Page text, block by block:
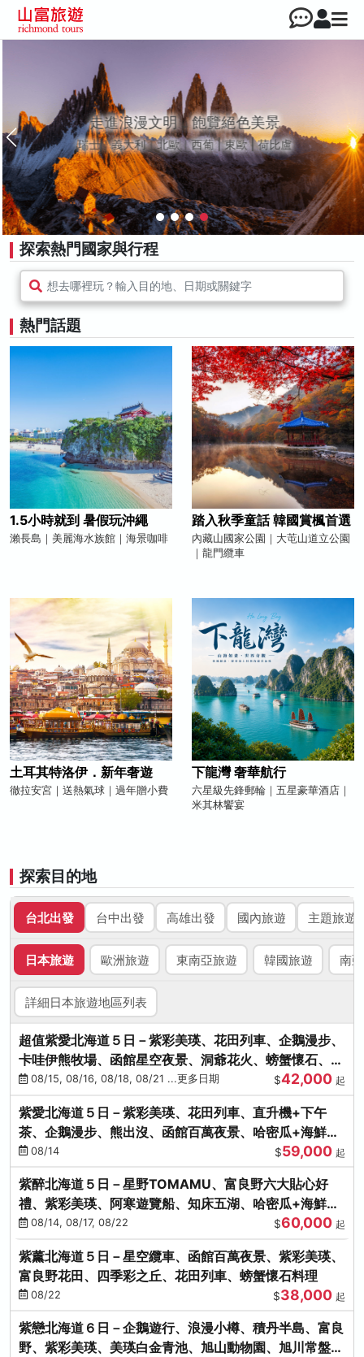
走進浪漫文明，飽覽絕色美景
瑞士｜義大利｜北歐｜西葡 | 東歐 | 荷比盧
探索熱門國家與行程
想去哪裡玩？輸入目的地、日期或關鍵字
熱門話題
1.5小時就到 暑假玩沖繩
瀨長島｜美麗海水族館｜海景咖啡
踏入秋季童話 韓國賞楓首選
內藏山國家公園｜大芚山道立公園
｜龍門纜車
土耳其特洛伊．新年奢遊
徹拉安宮｜送熱氣球｜過年贈小費
下龍灣 奢華航行
六星級先鋒郵輪｜五星豪華酒店｜
米其林饗宴
探索目的地
台北出發 台中出發 高雄出發 國內旅遊 主題旅遊
日本旅遊 歐洲旅遊 東南亞旅遊 韓國旅遊 南
詳細日本旅遊地區列表
超值紫愛北海道５日－紫彩美瑛、花田列車、企鵝漫步、
卡哇伊熊牧場、函館星空夜景、洞爺花火、螃蟹懷石、啤
酒暢飲
08/15, 08/16, 08/18, 08/21 ...更多日期 $42,000 起
紫愛北海道５日－紫彩美瑛、花田列車、直升機+下午
茶、企鵝漫步、熊出沒、函館百萬夜景、哈密瓜+海鮮和
牛八大螃蟹吃到飽
08/14 $59,000 起
紫醉北海道５日－星野TOMAMU、富良野六大貼心好
禮、紫彩美瑛、阿寒遊覽船、知床五湖、哈密瓜+海鮮和
牛螃蟹吃到飽
08/14, 08/17, 08/22 $60,000 起
紫薰北海道５日－星空纜車、函館百萬夜景、紫彩美瑛、
富良野花田、四季彩之丘、花田列車、螃蟹懷石料理
08/22 $38,000 起
紫戀北海道６日－企鵝遊行、浪漫小樽、積丹半島、富良
野、紫彩美瑛、美瑛白金青池、旭山動物園、旭川常盤旋